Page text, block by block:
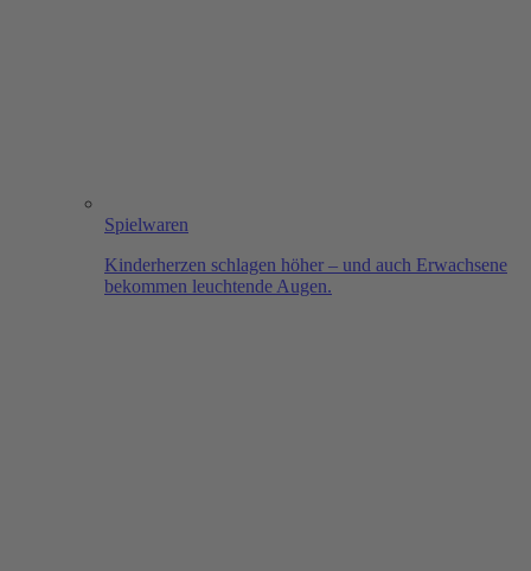
Spielwaren
Kinderherzen schlagen höher – und auch Erwachsene
bekommen leuchtende Augen.